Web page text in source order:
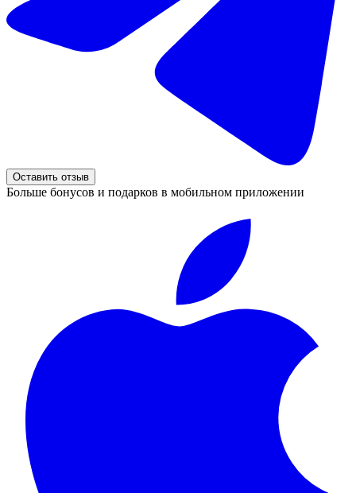
Оставить отзыв
Больше бонусов и подарков в мобильном приложении